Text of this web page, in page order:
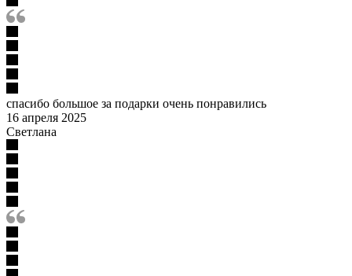
спасибо большое за подарки очень понравились
16 апреля 2025
Светлана